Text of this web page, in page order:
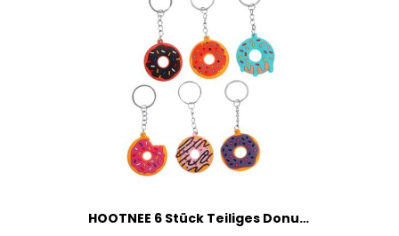
HOOTNEE 6 Stück Teiliges Donut Schlüsselanhänger PVC Weichgummi Anhänger Kreatives Design Niedlicher Taschenanhänger für Mädchen und Freunde